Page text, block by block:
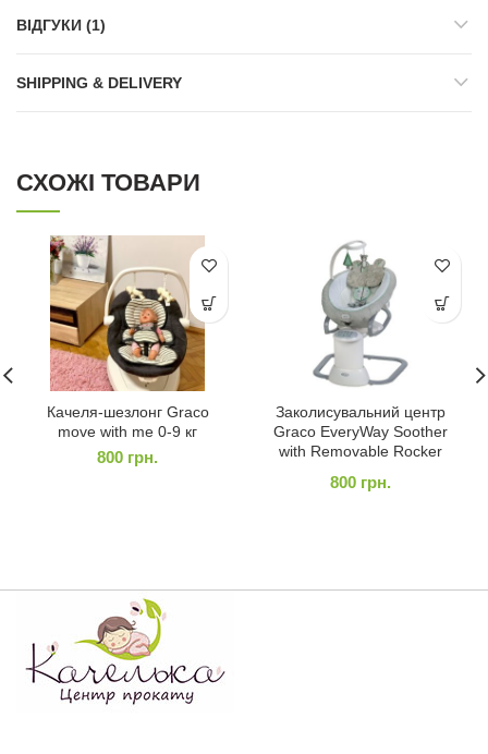
ВІДГУКИ (1)
SHIPPING & DELIVERY
СХОЖІ ТОВАРИ
Качеля-шезлонг Graco
move with me 0-9 кг
800 грн.
Заколисувальний центр
Graco EveryWay Soother
with Removable Rocker
800 грн.